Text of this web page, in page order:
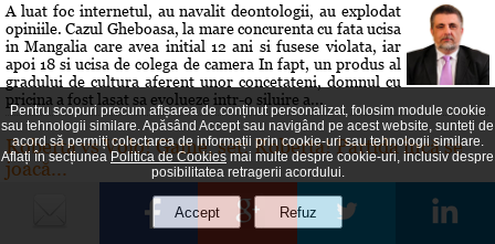
A luat foc internetul, au navalit deontologii, au explodat
opiniile. Cazul Gheboasa, la mare concurenta cu fata ucisa
in Mangalia care avea initial 12 ani si fusese violata, iar
apoi 18 si ucisa de colega de camera In fapt, un produs al
gradului de cultura aferent unor concetateni, domnul cu
pricina a fost lasat sa evolueze intr-o siluire a...
Roberta vs Volo! Game, set: Roberta! Partida încă se
joacă...
Conflictele dintre Roberta Anastase şi Andrei Volosevici
sunt vechi. Certurile dintre ei durează mult şi foarte greu
Pentru scopuri precum afișarea de conținut personalizat, folosim module cookie
sau tehnologii similare. Apăsând Accept sau navigând pe acest website, sunteți de
acord să permiți colectarea de informații prin cookie-uri sau tehnologii similare.
Aflați în secțiuneaPolitica de Cookiesmai multe despre cookie-uri, inclusiv despre
posibilitatea retragerii acordului.